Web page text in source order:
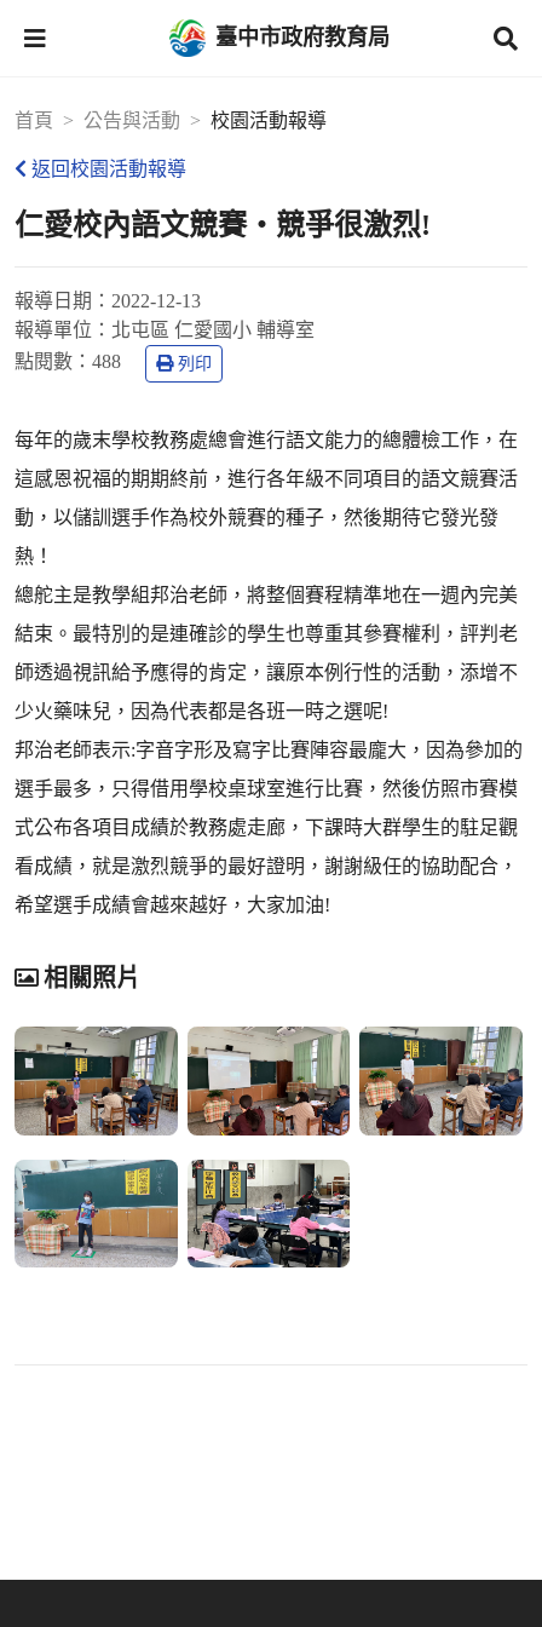
臺中市政府教育局
首頁 公告與活動 校園活動報導
返回校園活動報導
仁愛校內語文競賽‧競爭很激烈!
報導日期： 2022-12-13
報導單位： 北屯區 仁愛國小 輔導室
點閱數： 488 列印
每年的歲末學校教務處總會進行語文能力的總體檢工作，在
這感恩祝福的期期終前，進行各年級不同項目的語文競賽活
動，以儲訓選手作為校外競賽的種子，然後期待它發光發
熱！
總舵主是教學組邦治老師，將整個賽程精準地在一週內完美
結束。最特別的是連確診的學生也尊重其參賽權利，評判老
師透過視訊給予應得的肯定，讓原本例行性的活動，添增不
少火藥味兒，因為代表都是各班一時之選呢!
邦治老師表示:字音字形及寫字比賽陣容最龐大，因為參加的
選手最多，只得借用學校桌球室進行比賽，然後仿照市賽模
式公布各項目成績於教務處走廊，下課時大群學生的駐足觀
看成績，就是激烈競爭的最好證明，謝謝級任的協助配合，
希望選手成績會越來越好，大家加油!
相關照片